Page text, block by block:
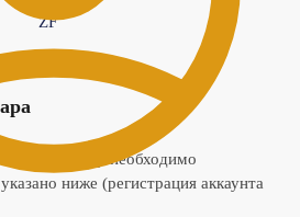
ZF
по товару необходимо
ниже (регистрация аккаунта